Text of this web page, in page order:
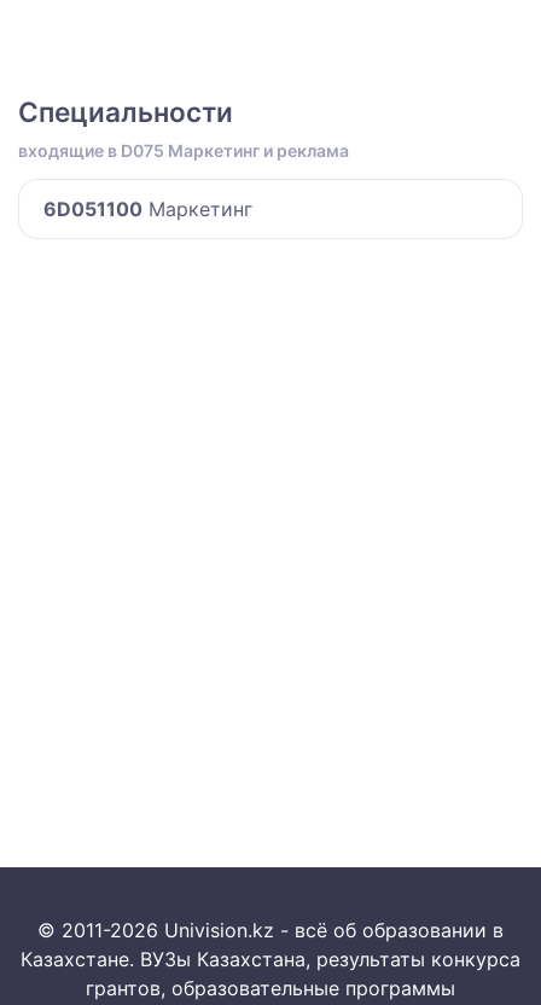
Специальности
входящие в D075 Маркетинг и реклама
6D051100 Маркетинг
© 2011-2026 Univision.kz - всё об образовании в
Казахстане. ВУЗы Казахстана, результаты конкурса
грантов, образовательные программы